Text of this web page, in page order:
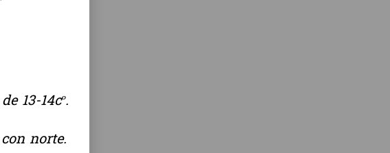
13-14cº.
norte.